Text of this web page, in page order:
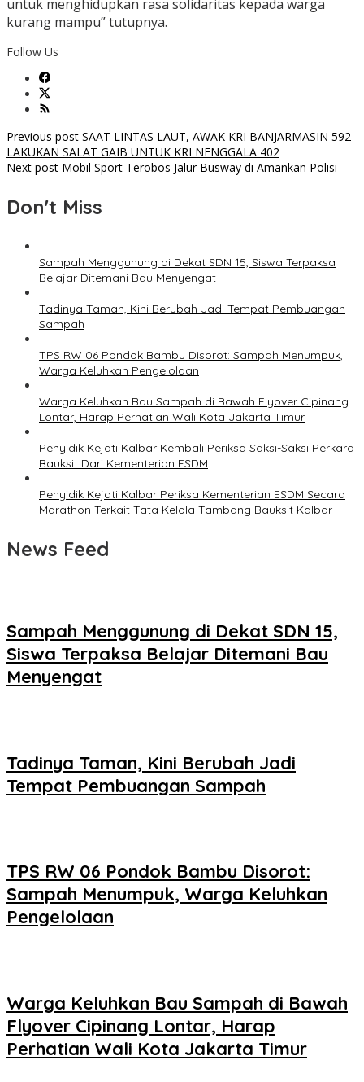
untuk menghidupkan rasa solidaritas kepada warga
kurang mampu” tutupnya.
Follow Us
Post
navigation
Previous post SAAT LINTAS LAUT, AWAK KRI BANJARMASIN 592
LAKUKAN SALAT GAIB UNTUK KRI NENGGALA 402
Next post Mobil Sport Terobos Jalur Busway di Amankan Polisi
Don't Miss
Sampah Menggunung di Dekat SDN 15, Siswa Terpaksa
Belajar Ditemani Bau Menyengat
Tadinya Taman, Kini Berubah Jadi Tempat Pembuangan
Sampah
TPS RW 06 Pondok Bambu Disorot: Sampah Menumpuk,
Warga Keluhkan Pengelolaan
Warga Keluhkan Bau Sampah di Bawah Flyover Cipinang
Lontar, Harap Perhatian Wali Kota Jakarta Timur
Penyidik Kejati Kalbar Kembali Periksa Saksi-Saksi Perkara
Bauksit Dari Kementerian ESDM
Penyidik Kejati Kalbar Periksa Kementerian ESDM Secara
Marathon Terkait Tata Kelola Tambang Bauksit Kalbar
News Feed
Sampah Menggunung di Dekat SDN 15,
Siswa Terpaksa Belajar Ditemani Bau
Menyengat
Tadinya Taman, Kini Berubah Jadi
Tempat Pembuangan Sampah
TPS RW 06 Pondok Bambu Disorot:
Sampah Menumpuk, Warga Keluhkan
Pengelolaan
Warga Keluhkan Bau Sampah di Bawah
Flyover Cipinang Lontar, Harap
Perhatian Wali Kota Jakarta Timur